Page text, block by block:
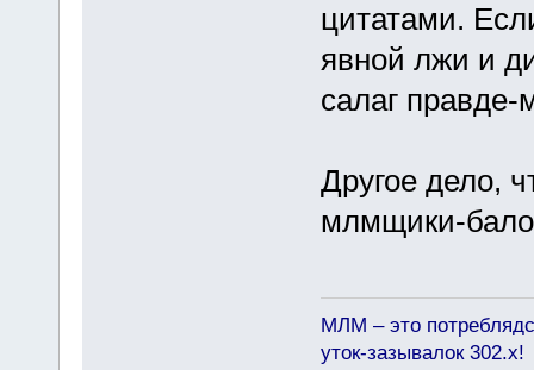
цитатами.
явной лжи и
салаг правде-
Другое дело,
млмщики-
МЛМ – это
уток-зазывалок 302.x!